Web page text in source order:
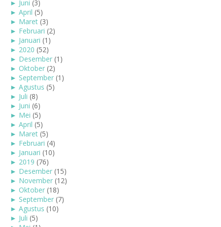
► Juni (3)
► April (5)
► Maret (3)
► Februari (2)
► Januari (1)
► 2020 (52)
► Desember (1)
► Oktober (2)
► September (1)
► Agustus (5)
► Juli (8)
► Juni (6)
► Mei (5)
► April (5)
► Maret (5)
► Februari (4)
► Januari (10)
► 2019 (76)
► Desember (15)
► November (12)
► Oktober (18)
► September (7)
► Agustus (10)
► Juli (5)